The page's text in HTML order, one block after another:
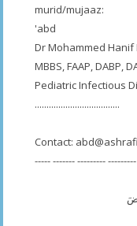
murid/mujaaz:
'abd
Dr Mohammed Hanif
MBBS, FAAP, DABP,
Pediatric Infectious
....................................
Contact:
----- ------- ---------